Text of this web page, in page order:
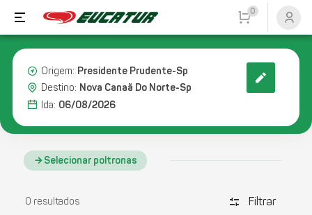
0
Origem: Presidente Prudente-Sp
Destino: Nova Canaã Do Norte-Sp
Ida: 06/08/2026
Selecionar poltronas
0 resultados discover_tune Filtrar